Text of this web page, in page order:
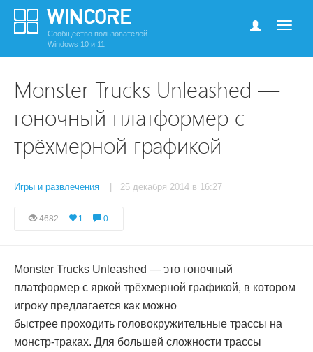
Сообщество пользователей
Windows 10 и 11
Monster Trucks Unleashed —
гоночный платформер с
трёхмерной графикой
Игры и развлечения | 25 декабря 2014 в 16:27
4682 1 0
Monster Trucks Unleashed — это гоночный
платформер с яркой трёхмерной графикой, в котором
игроку предлагается как можно
быстрее проходить головокружительные трассы на
монстр-траках. Для большей сложности трассы